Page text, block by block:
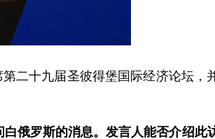
二十九届圣彼得堡国际经济论坛，
俄罗斯的消息。发言人能否介绍此